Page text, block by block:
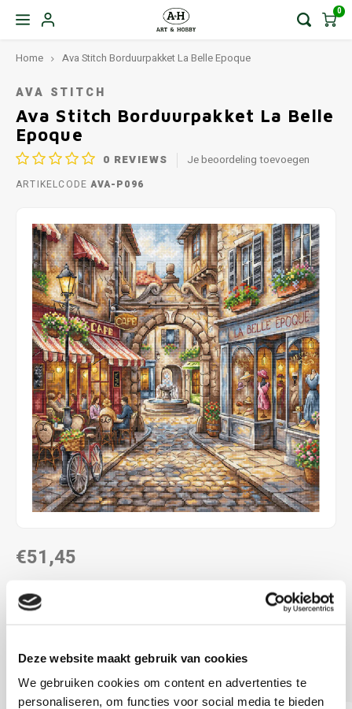
Deze website maakt gebruik van cookies
We gebruiken cookies om content en advertenties te
personaliseren, om functies voor social media te bieden
0
Home Ava Stitch Borduurpakket La Belle Epoque
AVA STITCH
Ava Stitch Borduurpakket La Belle
Epoque
0 REVIEWS Je beoordeling toevoegen
ARTIKELCODE AVA-P096
€51,45
DIRECT LEVERBAAR
6,3 kr/cm
telpakket
Lees meer